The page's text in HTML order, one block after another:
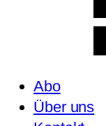
Abo
Über uns